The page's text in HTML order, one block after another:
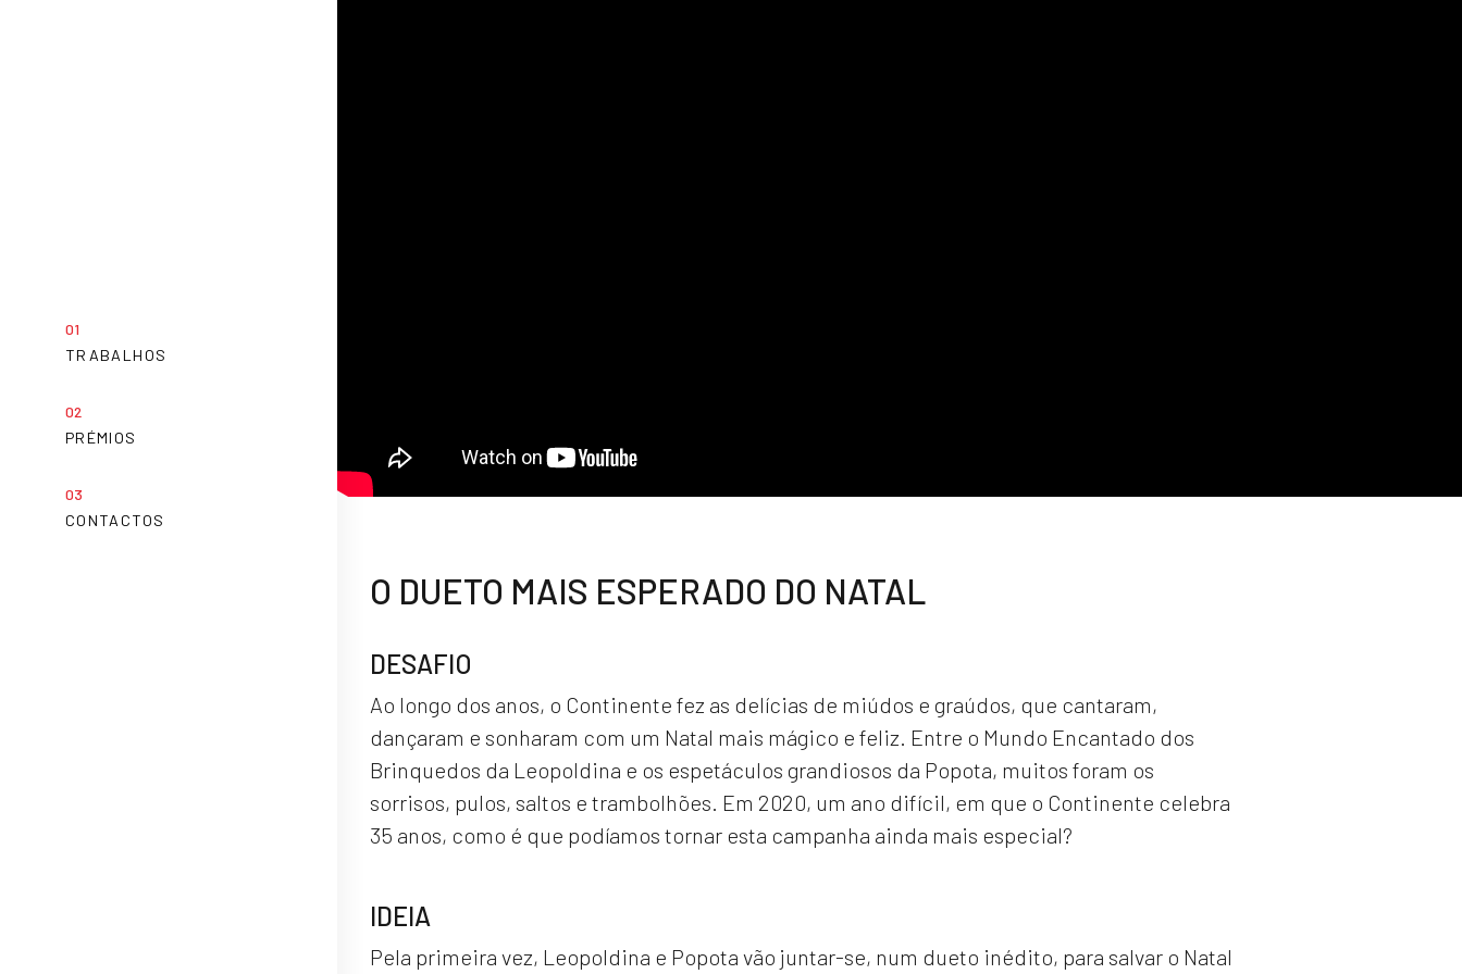
TRABALHOS
PRÉMIOS
CONTACTOS
O DUETO MAIS ESPERADO DO NATAL
DESAFIO
Ao longo dos anos, o Continente fez as delícias de miúdos e graúdos, que cantaram,
dançaram e sonharam com um Natal mais mágico e feliz. Entre o Mundo Encantado dos
Brinquedos da Leopoldina e os espetáculos grandiosos da Popota, muitos foram os
sorrisos, pulos, saltos e trambolhões. Em 2020, um ano difícil, em que o Continente celebra
35 anos, como é que podíamos tornar esta campanha ainda mais especial?
IDEIA
Pela primeira vez, Leopoldina e Popota vão juntar-se, num dueto inédito, para salvar o Natal